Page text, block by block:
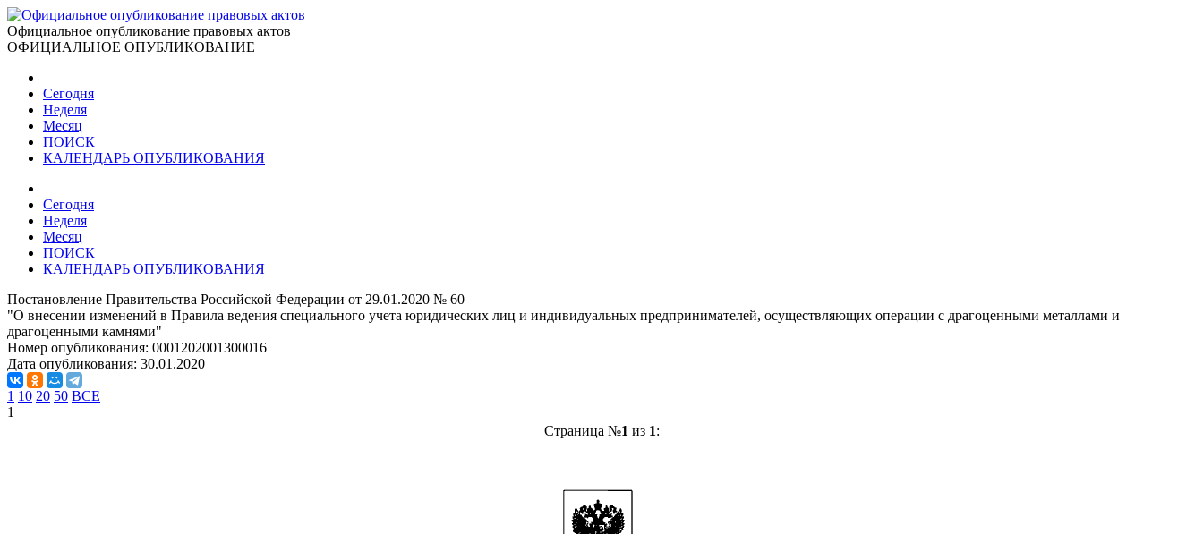
Официальное опубликование правовых актов
ОФИЦИАЛЬНОЕ ОПУБЛИКОВАНИЕ
Сегодня
Неделя
Месяц
ПОИСК
КАЛЕНДАРЬ ОПУБЛИКОВАНИЯ
Сегодня
Неделя
Месяц
ПОИСК
КАЛЕНДАРЬ ОПУБЛИКОВАНИЯ
Постановление Правительства Российской Федерации от 29.01.2020 № 60
"О внесении изменений в Правила ведения специального учета юридических лиц и индивидуальных предпринимателей, осуществляющих операции с драгоценными металлами и
драгоценными камнями"
Номер опубликования: 0001202001300016
Дата опубликования: 30.01.2020
1 10 20 50 ВСЕ
1
Страница №1 из 1: